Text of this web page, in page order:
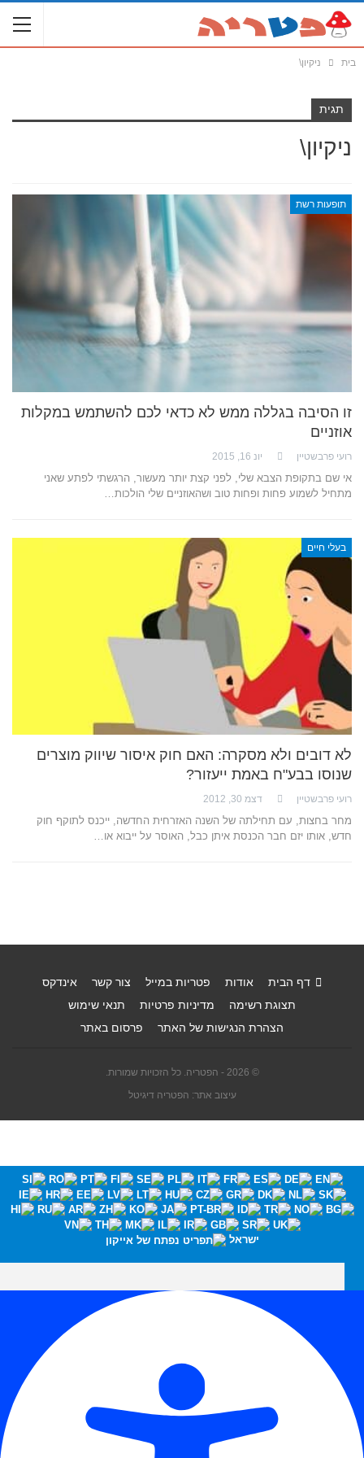
בית ניקיון\
תגית
ניקיון\
תופעות רשת
זו הסיבה בגללה ממש לא כדאי לכם להשתמש במקלות
אוזניים
רועי פרבשטיין יונ 16, 2015
אי שם בתקופת הצבא שלי, לפני קצת יותר מעשור, הרגשתי לפתע שאני
מתחיל לשמוע פחות ופחות טוב ושהאוזניים שלי הולכות…
בעלי חיים
לא דובים ולא מסקרה: האם חוק איסור שיווק מוצרים
שנוסו בבע"ח באמת ייעזור?
רועי פרבשטיין דצמ 30, 2012
מחר בחצות, עם תחילתה של השנה האזרחית החדשה, ייכנס לתוקף חוק
חדש, אותו יזם חבר הכנסת איתן כבל, האוסר על ייבוא או…
דף הבית אודות פטריות במייל צור קשר
אינדקס
תצוגת רשימה
מדיניות פרטיות
תנאי שימוש
הצהרת הנגישות של האתר
פרסום באתר
© 2026 - הפטריה. כל הזכויות שמורות.
עיצוב אתר: הפטריה דיגיטל
ישראל